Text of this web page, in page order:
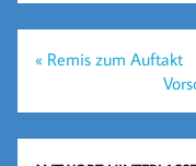
Beitragsnavigation
« Remis zum Auftakt